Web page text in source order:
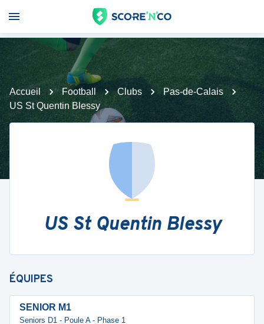
Accueil Football Clubs
Pas-de-Calais
US St Quentin Blessy
US St Quentin Blessy
ÉQUIPES
SENIOR M1
Seniors D1 - Poule A - Phase 1